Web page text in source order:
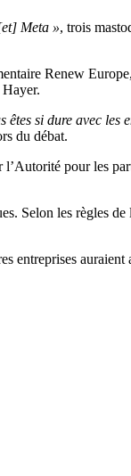
Meta », trois
Renew
si dure avec les
du débat.
l’Autorité pour les
Selon les règles
entreprises auraient